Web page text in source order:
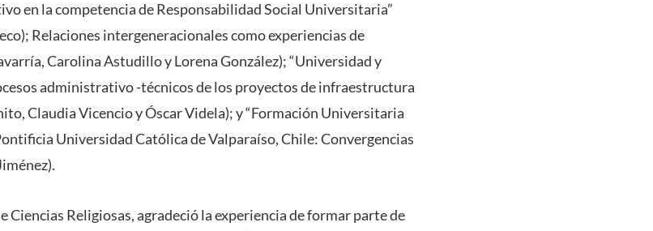
en la competencia de Responsabilidad Social Universitaria”
Relaciones intergeneracionales como experiencias de
Carolina Astudillo y Lorena González); “Universidad y
administrativo -técnicos de los proyectos de infraestructura
Claudia Vicencio y Óscar Videla); y “Formación Universitaria
Universidad Católica de Valparaíso, Chile: Convergencias
Religiosas, agradeció la experiencia de formar parte de